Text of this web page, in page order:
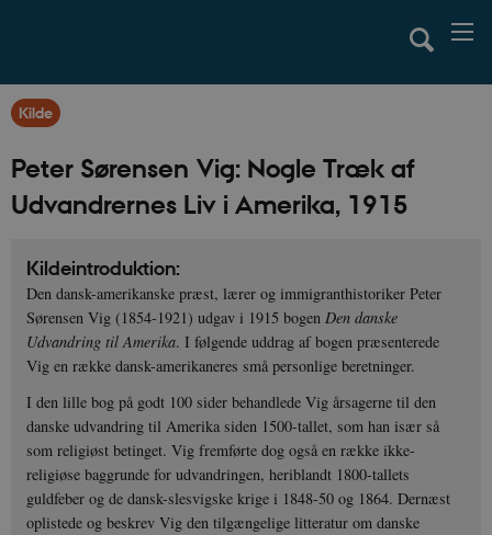
Kilde
Peter Sørensen Vig: Nogle Træk af
Udvandrernes Liv i Amerika, 1915
Kildeintroduktion:
Den dansk-amerikanske præst, lærer og immigranthistoriker Peter
Sørensen Vig (1854-1921) udgav i 1915 bogenDen danske
Udvandring til Amerika. I følgende uddrag af bogen præsenterede
Vig en række dansk-amerikaneres små personlige beretninger.
I den lille bog på godt 100 sider behandlede Vig årsagerne til den
danske udvandring til Amerika siden 1500-tallet, som han især så
som religiøst betinget. Vig fremførte dog også en række ikke-
religiøse baggrunde for udvandringen, heriblandt 1800-tallets
guldfeber og de dansk-slesvigske krige i 1848-50 og 1864. Dernæst
oplistede og beskrev Vig den tilgængelige litteratur om danske